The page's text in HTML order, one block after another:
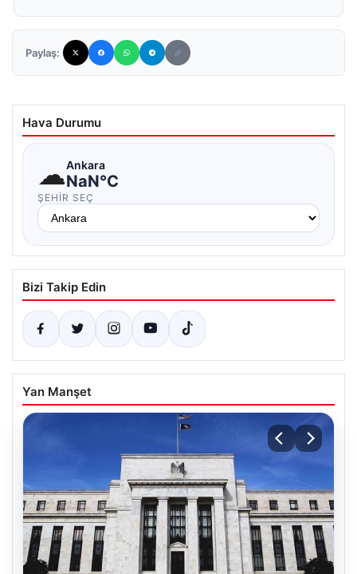
Paylaş:
Hava Durumu
☁Ankara
NaN°C
ŞEHIR SEÇ
Bizi Takip Edin
Yan Manşet